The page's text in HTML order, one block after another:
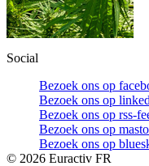
Social
Bezoek ons op
Bezoek ons op
Bezoek ons op rss-
Bezoek ons op
Bezoek ons op
© 2026 Euractiv FR